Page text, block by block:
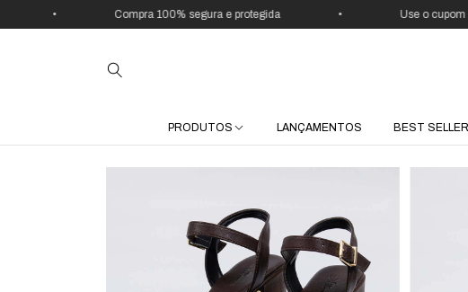
Compra 100% segura e protegida Use o cupom
PRODUTOS LANÇAMENTOS BEST